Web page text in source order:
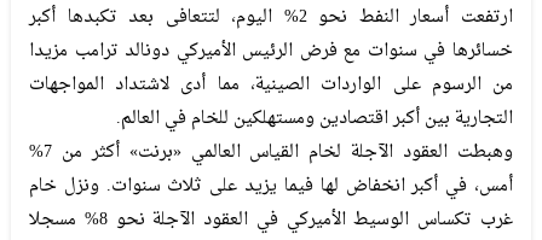
ارتفعت أسعار النفط نحو 2% اليوم، لتتعافى بعد تكبدها أكبر
خسائرها في سنوات مع فرض الرئيس الأميركي دونالد ترامب مزيدا
من الرسوم على الواردات الصينية، مما أدى لاشتداد المواجهات
التجارية بين أكبر اقتصادين ومستهلكين للخام في العالم.
وهبطت العقود الآجلة لخام القياس العالمي «برنت» أكثر من 7%
أمس، في أكبر انخفاض لها فيما يزيد على ثلاث سنوات. ونزل خام
غرب تكساس الوسيط الأميركي في العقود الآجلة نحو 8% مسجلا